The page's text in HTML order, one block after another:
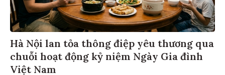
Hà Nội lan tỏa thông điệp yêu thương qua
chuỗi hoạt động kỷ niệm Ngày Gia đình
Việt Nam